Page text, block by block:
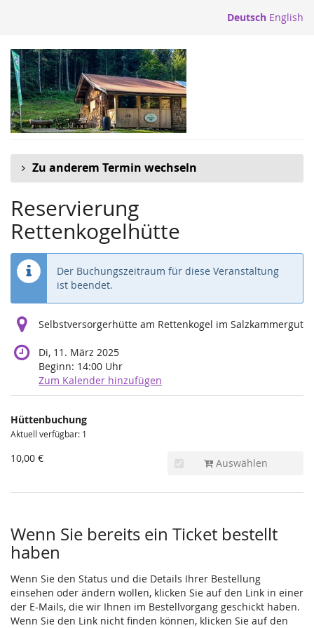
springen
Deutsch English
Zu anderem Termin wechseln
Reservierung
Rettenkogelhütte
Der Buchungszeitraum für diese Veranstaltung
ist beendet.
Selbstversorgerhütte am Rettenkogel im Salzkammergut
Di, 11. März 2025
Beginn: 14:00 Uhr
Zum Kalender hinzufügen
Produkte
Unkategorisierte
Produkte
Hüttenbuchung
Aktuell verfügbar: 1
10,00 € Auswählen
Wenn Sie bereits ein Ticket bestellt
haben
Wenn Sie den Status und die Details Ihrer Bestellung
einsehen oder ändern wollen, klicken Sie auf den Link in einer
der E-Mails, die wir Ihnen im Bestellvorgang geschickt haben.
Wenn Sie den Link nicht finden können, klicken Sie auf den